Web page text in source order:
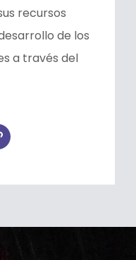
recursos
de los
a través del